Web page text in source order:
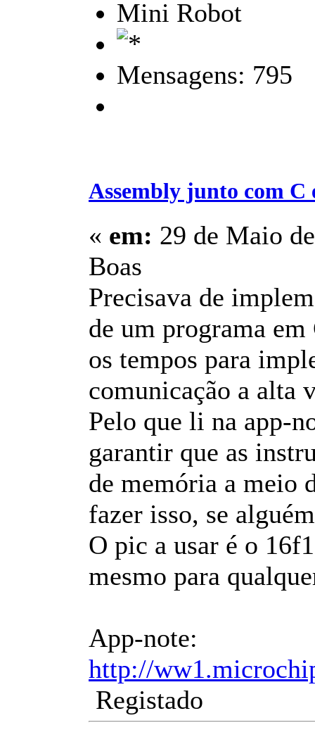
Mini Robot
Mensagens: 795
Assembly junto com C
« em: 29 de Maio
Boas
Precisava de
de um programa
os tempos para
comunicação a alta
Pelo que li na app-
garantir que as
de memória a meio
fazer isso, se
O pic a usar é o
mesmo para
App-note:
http://
Registado